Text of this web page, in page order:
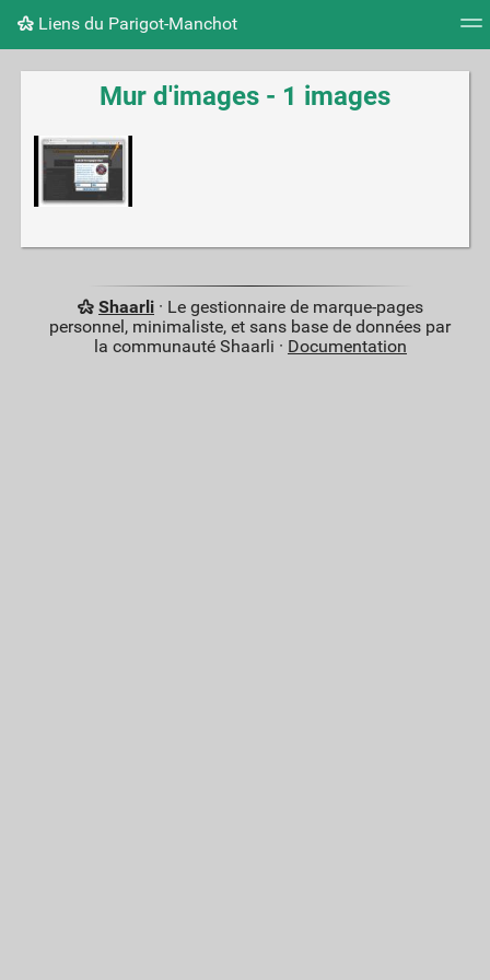
Liens du Parigot-Manchot
Nuage de tags Mur d'images Quotidien Flux
Mur d'images - 1 images
Shaarli· Le gestionnaire de marque-pages
personnel, minimaliste, et sans base de données par
la communauté Shaarli · Documentation